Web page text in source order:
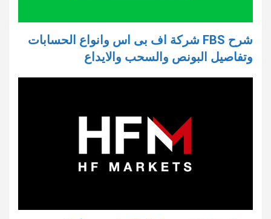
شرح FBS شركة اف بى اس وانواع الحسابات
وتفاصيل البونص والسحب والايداع